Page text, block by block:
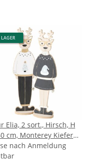
Elia, 2 sort., Hirsch, H
cm, Monterey Kiefer
radiata), Sperrholz,
Natur, Weiß
nach Anmeldung